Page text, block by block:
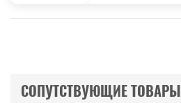
СОПУТСТВУЮЩИЕ ТОВАРЫ